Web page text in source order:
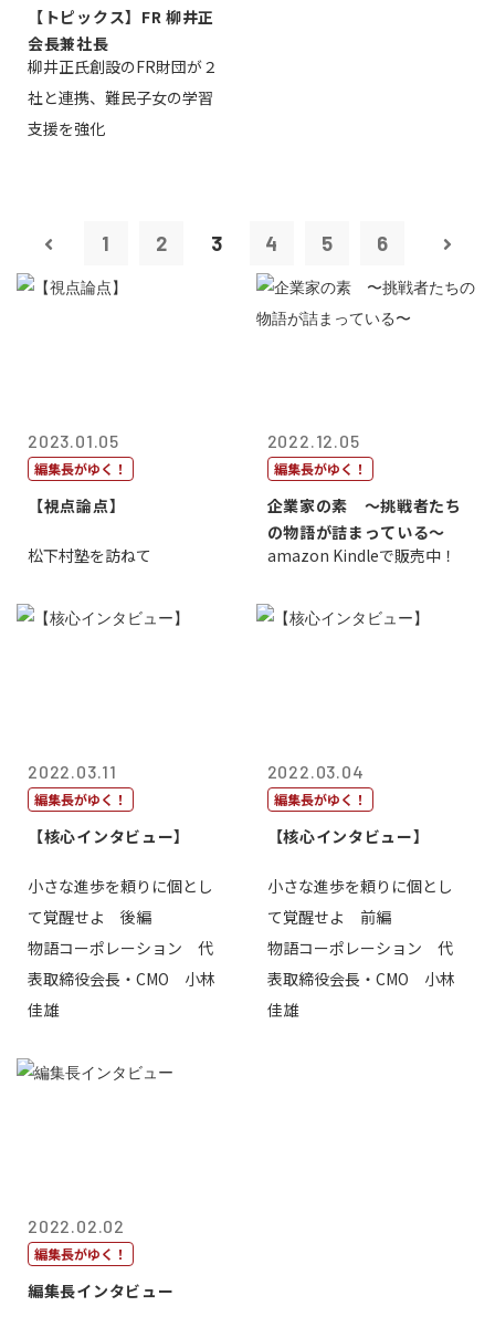
【トピックス】FR 柳井正
会長兼社長
柳井正氏創設のFR財団が２
社と連携、難民子女の学習
支援を強化
1 2 3 4 5 6
2023.01.05
編集長がゆく！
【視点論点】
松下村塾を訪ねて
2022.12.05
編集長がゆく！
企業家の素 〜挑戦者たち
の物語が詰まっている〜
amazon Kindleで販売中！
2022.03.11
編集長がゆく！
【核心インタビュー】
小さな進歩を頼りに個とし
て覚醒せよ 後編
物語コーポレーション 代
表取締役会長・CMO 小林
佳雄
2022.03.04
編集長がゆく！
【核心インタビュー】
小さな進歩を頼りに個とし
て覚醒せよ 前編
物語コーポレーション 代
表取締役会長・CMO 小林
佳雄
2022.02.02
編集長がゆく！
編集長インタビュー